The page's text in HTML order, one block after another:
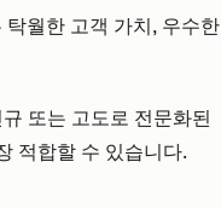
월한 고객 가치, 우수한
또는 고도로 전문화된
적합할 수 있습니다.